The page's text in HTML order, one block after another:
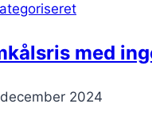
med
2024